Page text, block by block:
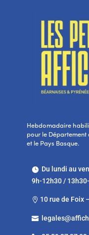
Hebdomadaire
pour le Département
et le Pays Basque.
Du lundi au
9h-12h30 /
 10 rue de Foix
